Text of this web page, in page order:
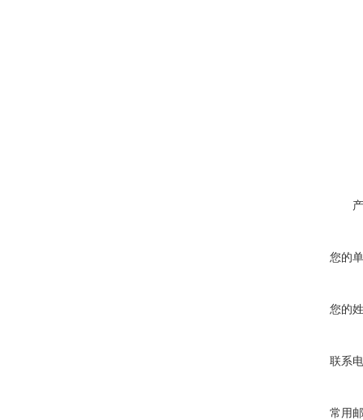
您的
您的
联系
常用